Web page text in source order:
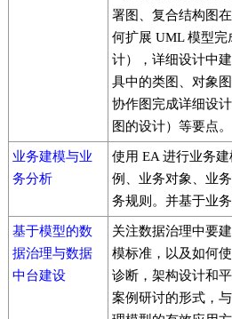
署图、复合结构图
何扩展 UML 模型
计），详细设计中
具中的类图、对象
协作图完成详细设
图的设计）等要点。
业务建模与业
务分析
使用 EA 进行业务
例、业务对象、业
务规则。并基于业
基于模型的数
据治理与数据
中台建设
关注数据治理中要
模标准，以及如何
诊断，架构设计和
案例研讨的形式，